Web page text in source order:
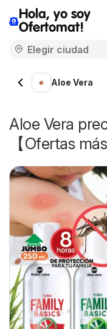
Hola, yo soy
Ofertomat!
Aloe Vera
Aloe Vera
【Ofertas